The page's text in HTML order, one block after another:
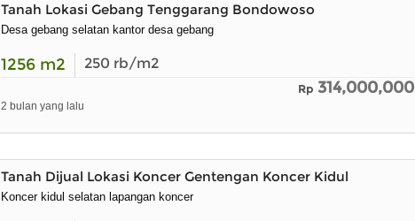
Tanah Lokasi Gebang Tenggarang Bondowoso
Desa gebang selatan kantor desa gebang
1256 m2 250 rb/m2
Rp 314,000,000
2 bulan yang lalu
Tanah Dijual Lokasi Koncer Gentengan Koncer Kidul
Koncer kidul selatan lapangan koncer